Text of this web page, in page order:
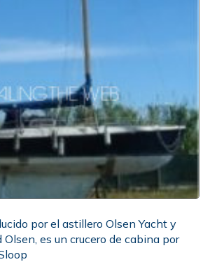
por el astillero Olsen Yacht y
es un crucero de cabina por